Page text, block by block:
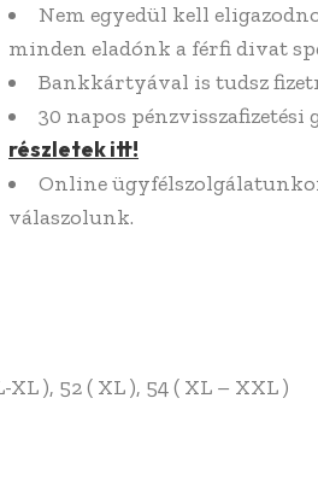
Nem egyedül kell
minden eladónk a férfi divat
Bankkártyával is tudsz
30 napos
részletek itt!
Online
válaszolunk.
XL ), 52 ( XL ), 54 ( XL – XXL )